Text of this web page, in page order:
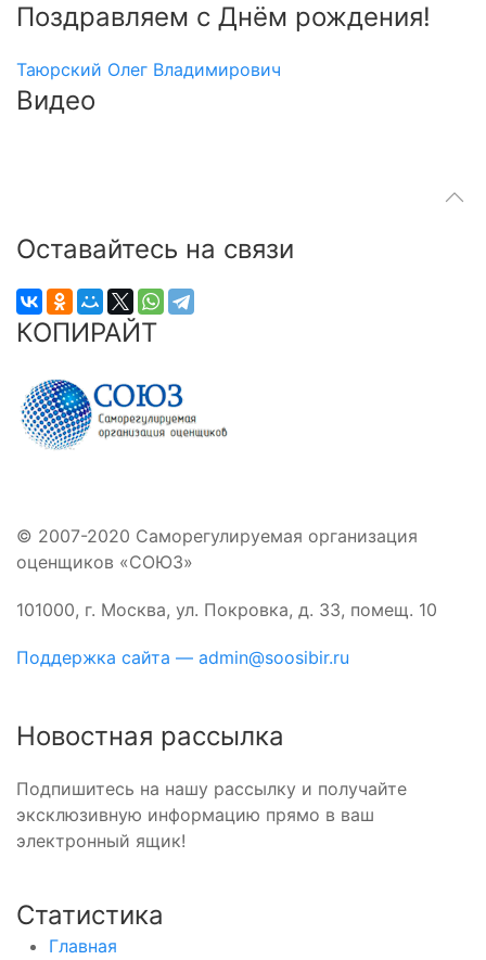
Поздравляем с Днём рождения!
Таюрский Олег Владимирович
Видео
Оставайтесь на связи
КОПИРАЙТ
© 2007-2020 Саморегулируемая организация
оценщиков «СОЮЗ»
101000, г. Москва, ул. Покровка, д. 33, помещ. 10
Поддержка сайта — admin@soosibir.ru
Новостная рассылка
Подпишитесь на нашу рассылку и получайте
эксклюзивную информацию прямо в ваш
электронный ящик!
Статистика
Главная